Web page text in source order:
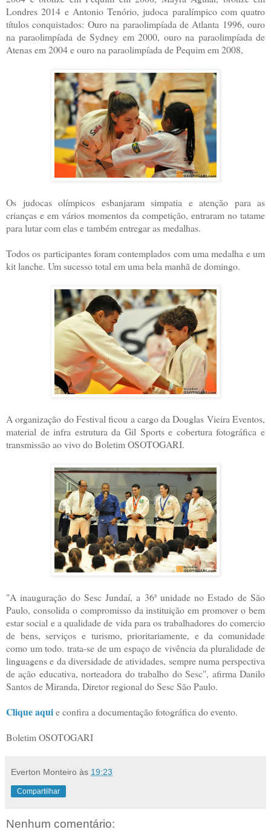
Londres 2014 e Antonio Tenório, judoca paralímpico com quatro
títulos conquistados: Ouro na paraolimpíada de Atlanta 1996, ouro
na paraolimpíada de Sydney em 2000, ouro na paraolimpíada de
Atenas em 2004 e ouro na paraolimpíada de Pequim em 2008,
Os judocas olímpicos esbanjaram simpatia e atenção para as
crianças e em vários momentos da competição, entraram no tatame
para lutar com elas e também entregar as medalhas.
Todos os participantes foram contemplados com uma medalha e um
kit lanche. Um sucesso total em uma bela manhã de domingo.
A organização do Festival ficou a cargo da Douglas Vieira Eventos,
material de infra estrutura da Gil Sports e cobertura fotográfica e
transmissão ao vivo do Boletim OSOTOGARI.
"A inauguração do Sesc Jundaí, a 36ª unidade no Estado de São
Paulo, consolida o compromisso da instituição em promover o bem
estar social e a qualidade de vida para os trabalhadores do comercio
de bens, serviços e turismo, prioritariamente, e da comunidade
como um todo. trata-se de um espaço de vivência da pluralidade de
linguagens e da diversidade de atividades, sempre numa perspectiva
de ação educativa, norteadora do trabalho do Sesc", afirma Danilo
Santos de Miranda, Diretor regional do Sesc São Paulo.
Clique aquie confira a documentação fotográfica do evento.
Boletim OSOTOGARI
Everton Monteiro às 19:23
Compartilhar
Nenhum comentário: